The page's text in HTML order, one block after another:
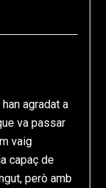
agradat a
va passar
vaig
capaç de
però amb